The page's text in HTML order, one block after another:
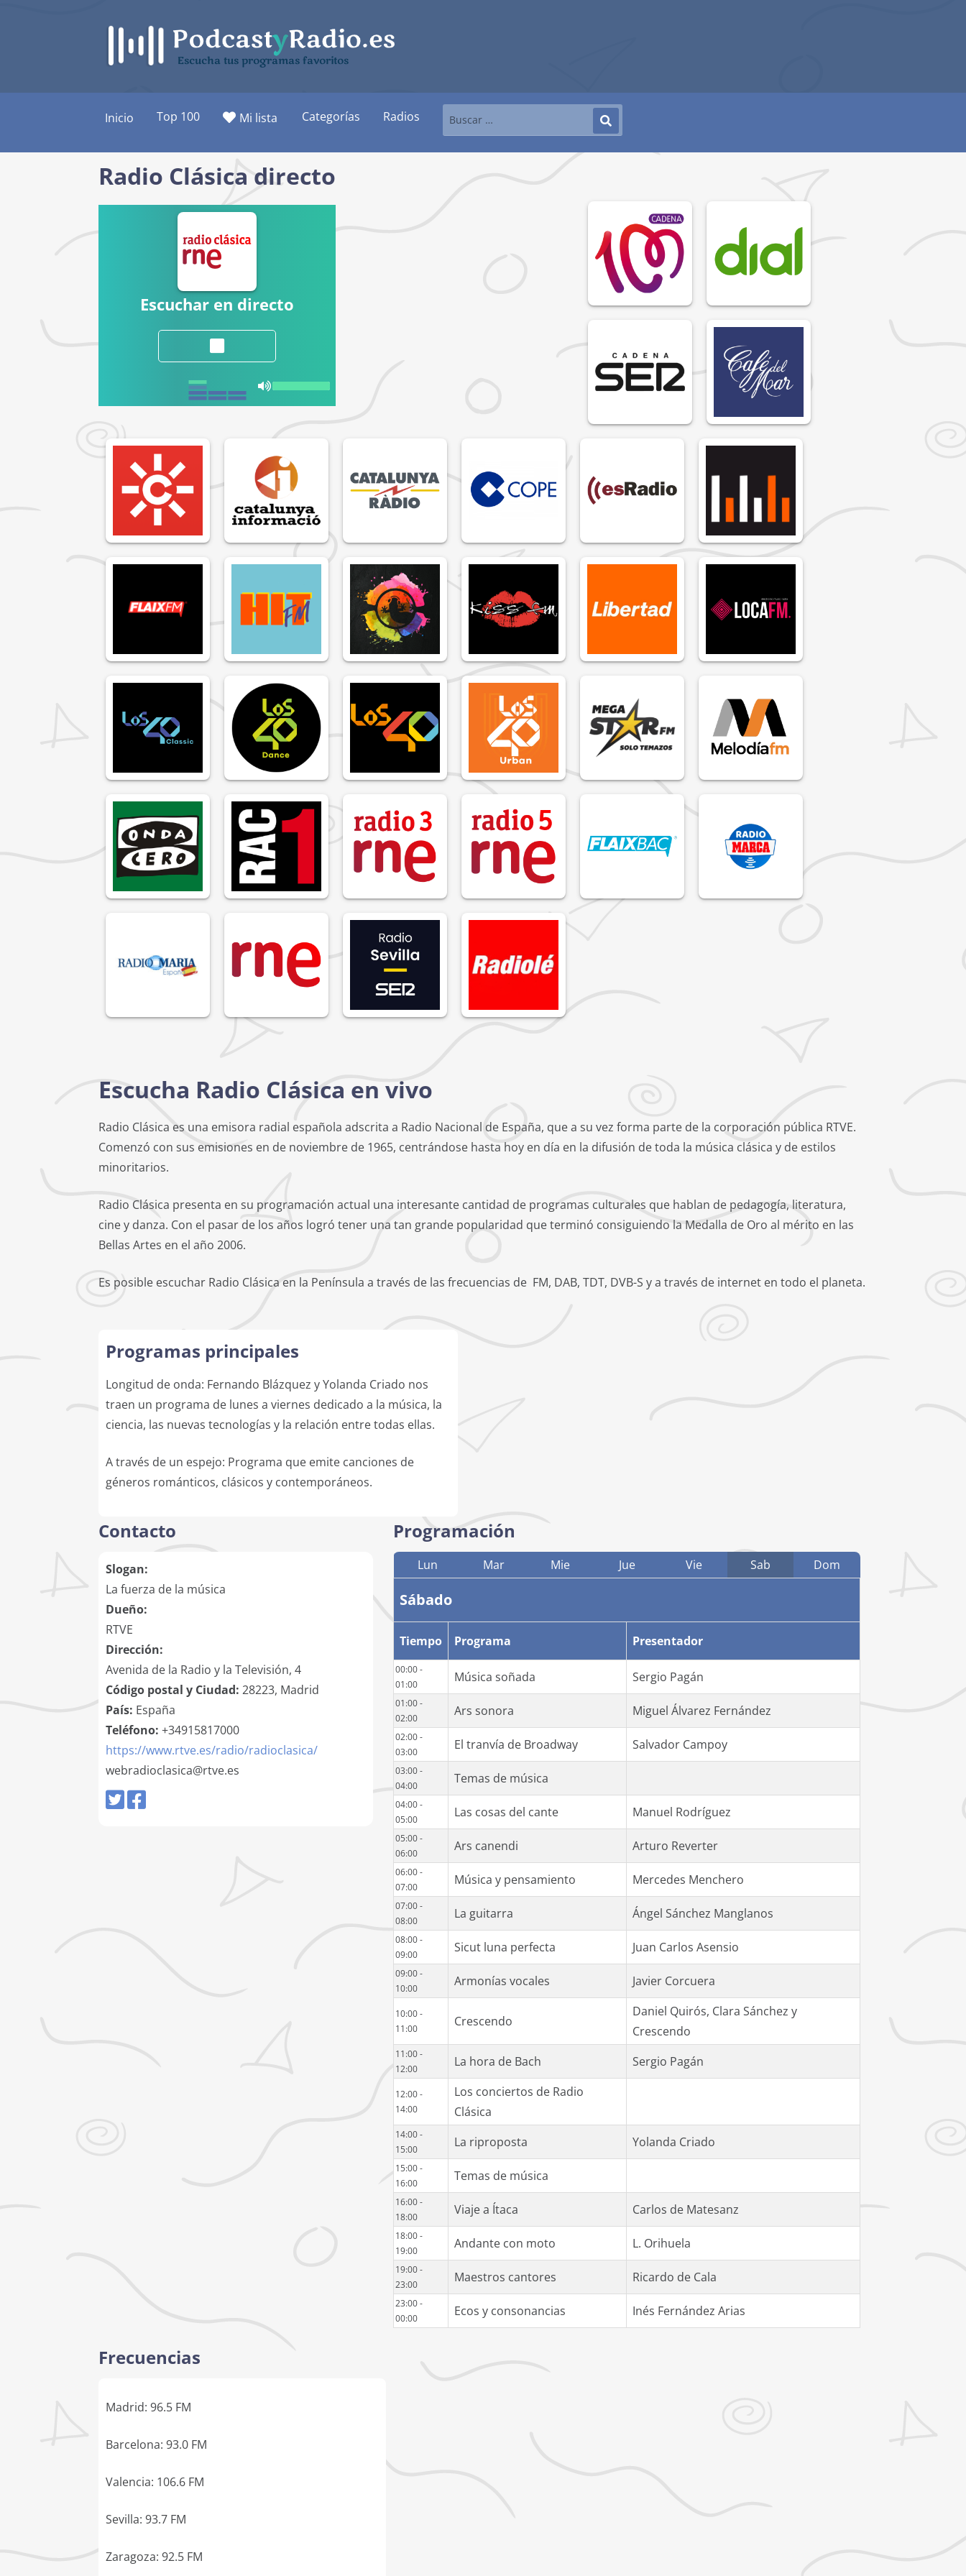
Escucha tus programas favoritos
Inicio Top 100 Mi lista Categorías Radios
Radio Clásica directo
Escuchar en directo
Escucha Radio Clásica en vivo
Radio Clásica es una emisora radial española adscrita a Radio Nacional de España, que a su vez forma parte de la corporación pública RTVE.
Comenzó con sus emisiones en de noviembre de 1965, centrándose hasta hoy en día en la difusión de toda la música clásica y de estilos
minoritarios.
Radio Clásica presenta en su programación actual una interesante cantidad de programas culturales que hablan de pedagogía, literatura,
cine y danza. Con el pasar de los años logró tener una tan grande popularidad que terminó consiguiendo la Medalla de Oro al mérito en las
Bellas Artes en el año 2006.
Es posible escuchar Radio Clásica en la Península a través de las frecuencias de FM, DAB, TDT, DVB-S y a través de internet en todo el planeta.
Programas principales
Longitud de onda: Fernando Blázquez y Yolanda Criado nos
traen un programa de lunes a viernes dedicado a la música, la
ciencia, las nuevas tecnologías y la relación entre todas ellas.
A través de un espejo: Programa que emite canciones de
géneros románticos, clásicos y contemporáneos.
Contacto
Slogan:
La fuerza de la música
Dueño:
RTVE
Dirección:
Avenida de la Radio y la Televisión, 4
Código postal y Ciudad: 28223, Madrid
País: España
Teléfono: +34915817000
https://www.rtve.es/radio/radioclasica/
webradioclasica@rtve.es
Programación
Lun Mar Mie Jue Vie Sab Dom
Sábado
Tiempo Programa Presentador
00:00 -
01:00
Música soñada Sergio Pagán
01:00 -
02:00
Ars sonora Miguel Álvarez Fernández
02:00 -
03:00
El tranvía de Broadway Salvador Campoy
03:00 -
04:00
Temas de música
04:00 -
05:00
Las cosas del cante Manuel Rodríguez
05:00 -
06:00
Ars canendi Arturo Reverter
06:00 -
07:00
Música y pensamiento Mercedes Menchero
07:00 -
08:00
La guitarra Ángel Sánchez Manglanos
08:00 -
09:00
Sicut luna perfecta Juan Carlos Asensio
09:00 -
10:00
Armonías vocales Javier Corcuera
10:00 -
11:00
Crescendo
Daniel Quirós, Clara Sánchez y
Crescendo
11:00 -
12:00
La hora de Bach Sergio Pagán
12:00 -
14:00
Los conciertos de Radio
Clásica
14:00 -
15:00
La riproposta Yolanda Criado
15:00 -
16:00
Temas de música
16:00 -
18:00
Viaje a Ítaca Carlos de Matesanz
18:00 -
19:00
Andante con moto L. Orihuela
19:00 -
23:00
Maestros cantores Ricardo de Cala
23:00 -
00:00
Ecos y consonancias Inés Fernández Arias
Frecuencias
Madrid: 96.5 FM
Barcelona: 93.0 FM
Valencia: 106.6 FM
Sevilla: 93.7 FM
Zaragoza: 92.5 FM